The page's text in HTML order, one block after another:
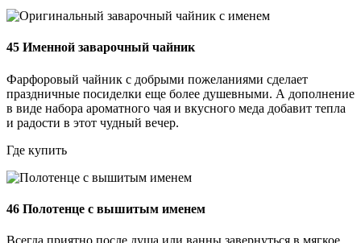
45 Именной заварочный чайник
Фарфоровый чайник с добрыми пожеланиями сделает
праздничные посиделки еще более душевными. А дополнение
в виде набора ароматного чая и вкусного меда добавит тепла
и радости в этот чудный вечер.
Где купить
46 Полотенце с вышитым именем
Всегда приятно после душа или ванны завернуться в мягкое